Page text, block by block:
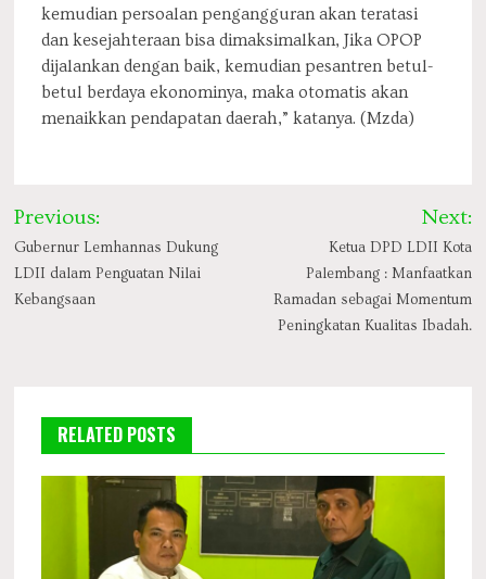
kemudian persoalan pengangguran akan teratasi
dan kesejahteraan bisa dimaksimalkan, Jika OPOP
dijalankan dengan baik, kemudian pesantren betul-
betul berdaya ekonominya, maka otomatis akan
menaikkan pendapatan daerah,” katanya. (Mzda)
Post
navigation
Previous:
Gubernur Lemhannas Dukung
LDII dalam Penguatan Nilai
Kebangsaan
Next:
Ketua DPD LDII Kota
Palembang : Manfaatkan
Ramadan sebagai Momentum
Peningkatan Kualitas Ibadah.
RELATED POSTS